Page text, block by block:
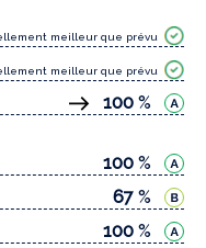
meilleur que prévu
meilleur que prévu
100 %
100 %
67 %
100 %